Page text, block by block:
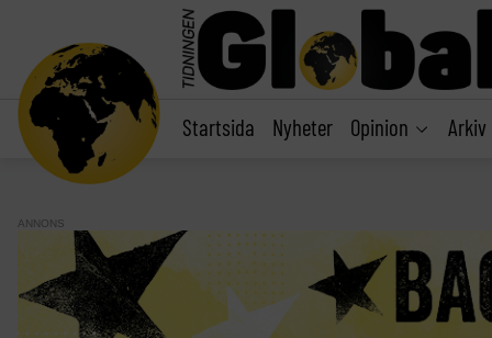
Startsida Nyheter Opinion Arkiv
ANNONS